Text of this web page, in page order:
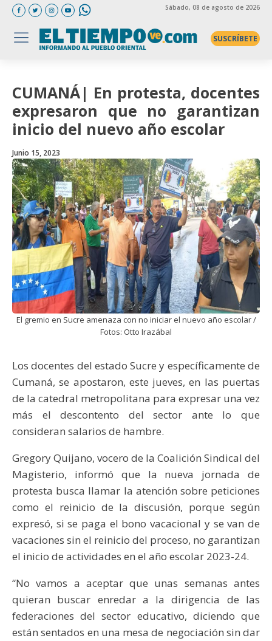
Sábado, 08 de agosto de 2026
SUSCRÍBETE
CUMANÁ| En protesta, docentes
expresaron que no garantizan
inicio del nuevo año escolar
Junio 15, 2023
El gremio en Sucre amenaza con no iniciar el nuevo año escolar /
Fotos: Otto Irazábal
Los docentes del estado Sucre y específicamente de
Cumaná, se apostaron, este jueves, en las puertas
de la catedral metropolitana para expresar una vez
más el descontento del sector ante lo que
consideran salarios de hambre.
Gregory Quijano, vocero de la Coalición Sindical del
Magisterio, informó que la nueva jornada de
protesta busca llamar la atención sobre peticiones
como el reinicio de la discusión, porque según
expresó, si se paga el bono vacacional y se van de
vacaciones sin el reinicio del proceso, no garantizan
el inicio de actividades en el año escolar 2023-24.
“No vamos a aceptar que unas semanas antes
quieran buscar enredar a la dirigencia de las
federaciones del sector educativo, diciendo que
están sentados en una mesa de negociación sin dar